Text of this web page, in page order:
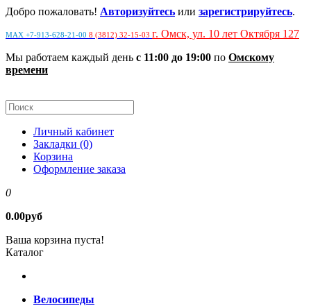
Добро пожаловать! Авторизуйтесь или зарегистрируйтесь.
MAX +7-913-628-21-00 8 (3812) 32-15-03 г. Омск, ул. 10 лет Октября 127
Мы работаем каждый день с 11:00 до 19:00 по Омскому
времени
Личный кабинет
Закладки (0)
Корзина
Оформление заказа
0
0.00руб
Ваша корзина пуста!
Каталог
Велосипеды